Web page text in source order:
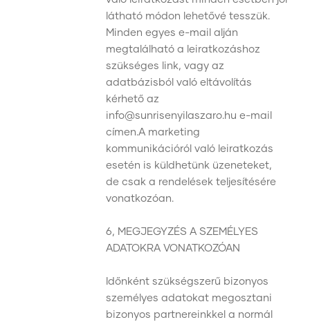
látható módon lehetővé tesszük.
Minden egyes e-mail alján
megtalálható a leiratkozáshoz
szükséges link, vagy az
adatbázisból való eltávolítás
kérhető az
info@sunrisenyilaszaro.hu e-mail
címen.A marketing
kommunikációról való leiratkozás
esetén is küldhetünk üzeneteket,
de csak a rendelések teljesítésére
vonatkozóan.
6, MEGJEGYZÉS A SZEMÉLYES
ADATOKRA VONATKOZÓAN
Időnként szükségszerű bizonyos
személyes adatokat megosztani
bizonyos partnereinkkel a normál